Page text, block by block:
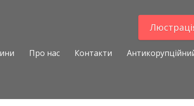
Про нас Контакти